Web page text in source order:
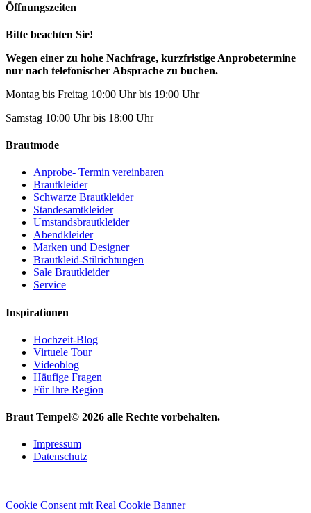
Öffnungszeiten
Bitte beachten Sie!
Wegen einer zu hohe Nachfrage, kurzfristige Anprobetermine
nur nach telefonischer Absprache zu buchen.
Montag bis Freitag 10:00 Uhr bis 19:00 Uhr
Samstag 10:00 Uhr bis 18:00 Uhr
Brautmode
Anprobe- Termin vereinbaren
Brautkleider
Schwarze Brautkleider
Standesamtkleider
Umstandsbrautkleider
Abendkleider
Marken und Designer
Brautkleid-Stilrichtungen
Sale Brautkleider
Service
Inspirationen
Hochzeit-Blog
Virtuele Tour
Videoblog
Häufige Fragen
Für Ihre Region
Braut Tempel© 2026 alle Rechte vorbehalten.
Impressum
Datenschutz
Cookie Consent mit Real Cookie Banner